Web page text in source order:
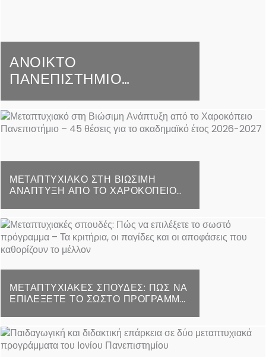
ΑΝΟΙΚΤΌ
ΠΑΝΕΠΙΣΤΉΜΙΟ
ΚΎΠΡΟΥ: ΝΈΑ ΕΥΚΑΙΡΊΑ
ΓΙΑ ΣΠΟΥΔΈΣ ΕΞ
ΑΠΟΣΤΆΣΕΩΣ –
4 ΠΡΟΠΤΥΧΙΑΚΆ, 22
ΜΕΤΑΠΤΥΧΙΑΚΆ ΚΑΙ
ΔΙΔΑΚΤΟΡΙΚΆ
ΠΡΟΓΡΆΜΜΑΤΑ
ΜΕΤΑΠΤΥΧΙΑΚΌ ΣΤΗ ΒΙΏΣΙΜΗ
ΑΝΆΠΤΥΞΗ ΑΠΌ ΤΟ ΧΑΡΟΚΌΠΕΙΟ
ΑΚΑΔΗΜΑΪΚΌ ΈΤΟΣ 2026-2027
ΜΕΤΑΠΤΥΧΙΑΚΈΣ ΣΠΟΥΔΈΣ: ΠΏΣ ΝΑ
ΕΠΙΛΈΞΕΤΕ ΤΟ ΣΩΣΤΌ ΠΡΌΓΡΑΜΜΑ
ΑΠΟΦΆΣΕΙΣ ΠΟΥ ΚΑΘΟΡΊΖΟΥΝ ΤΟ
ΜΈΛΛΟΝ